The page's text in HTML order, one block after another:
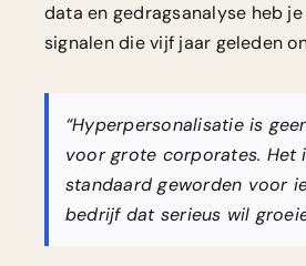
data en gedragsanalyse heb
signalen die vijf jaar geleden
“Hyperpersonalisatie is
voor grote corporates. Het
standaard geworden voor
bedrijf dat serieus wil